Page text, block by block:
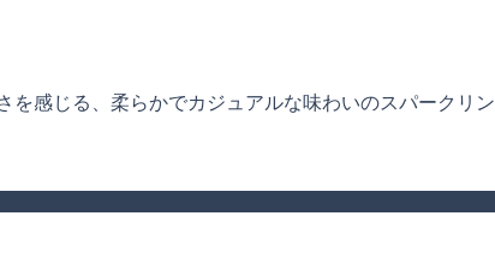
を感じる、柔らかでカジュアルな味わいのスパークリン